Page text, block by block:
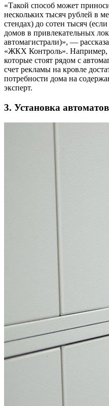
«Такой способ может
нескольких тысяч рублей в
стендах) до сотен тысяч
домов в привлекательных
автомагистрали)», —
«ЖКХ Контроль». Например,
которые стоят рядом с
счет рекламы на кровле
потребности дома на
эксперт.
3. Установка